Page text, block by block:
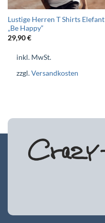
Lustige Herren T Shirts Elefant
„Be Happy“
29,90€
inkl. MwSt.
zzgl.Versandkosten